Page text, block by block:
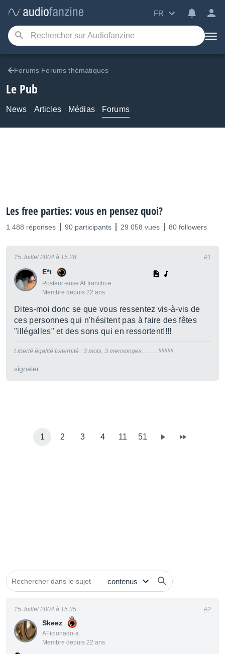
FR
Forums Forums thématiques
Le Pub
News Articles Médias Forums
Les free parties: vous en pensez quoi?
1 488 réponses 90 participants 29 058 vues 80 followers
E*t
Posteur·euse AFfranchi·e
Membre depuis 22 ans
15 Juillet 2004 à 15:28 #1
Dites-moi donc se que vous ressentez vis-à-vis de
ces personnes qui n'hésitent pas à faire des fêtes
"illégalles" et des sons qui en ressortent!!!!
Liberté égalité fraternité : 3 mots, 3 mensonges...........!!!!!!!!!!
signaler
1 2 3 4 11 51
Skeez
AFicionado·a
Membre depuis 22 ans
15 Juillet 2004 à 15:35 #2